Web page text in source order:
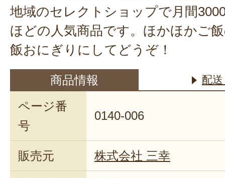
地域のセレクトショップで月間
ほどの人気商品です。ほかほかご
飯おにぎりにしてどうぞ！
商品情報 配
ページ番
号
0140-006
販売元 株式会社 三幸